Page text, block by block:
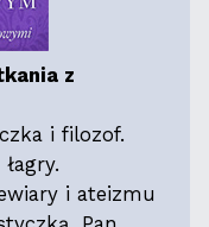
z
i filozof.
i ateizmu